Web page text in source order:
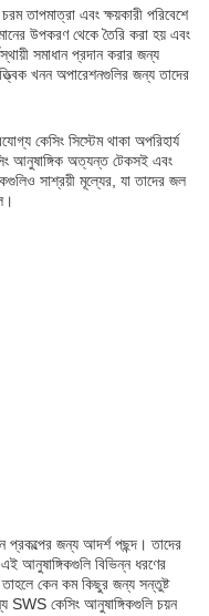
তাপমাত্রা এবং ক্ষয়কারী পরিবেশে
উপকরণ থেকে তৈরি করা হয় এবং
সমাধান প্রদান করার জন্য
খনন অপারেশনগুলির জন্য তাদের
কেসিং সিস্টেম থাকা অপরিহার্য
আনুষাঙ্গিক অত্যন্ত টেকসই এবং
সাশ্রয়ী মূল্যের, যা তাদের জল
প্রকল্পের জন্য আদর্শ পছন্দ। তাদের
আনুষাঙ্গিকগুলি বিভিন্ন ধরণের
কেন কম কিছুর জন্য সন্তুষ্ট
SWS কেসিং আনুষাঙ্গিকগুলি চয়ন